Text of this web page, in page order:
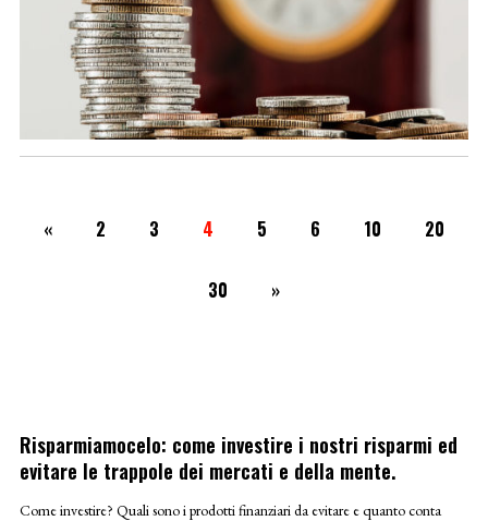
« 2 3 4 5 6 10 20
30 »
Risparmiamocelo: come investire i nostri risparmi ed
evitare le trappole dei mercati e della mente.
Come investire? Quali sono i prodotti finanziari da evitare e quanto conta